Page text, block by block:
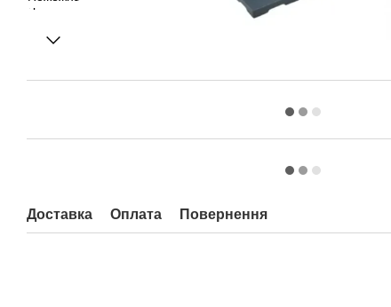
Доставка Оплата Повернення